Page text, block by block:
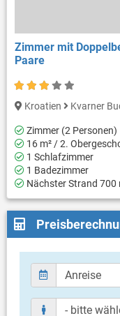
Zimmer mit
Paare
Kroatien Kvarner
Zimmer (2 Personen)
16 m² / 2.
1 Schlafzimmer
1 Badezimmer
Nächster Strand 700